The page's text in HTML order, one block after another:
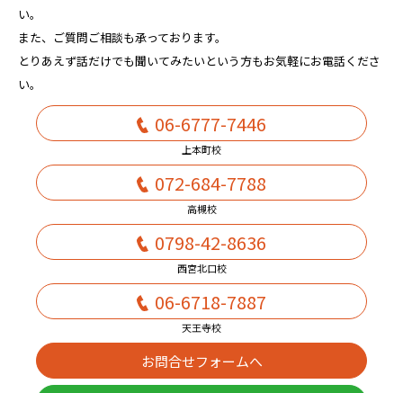
い。
また、ご質問ご相談も承っております。
とりあえず話だけでも聞いてみたいという方もお気軽にお電話くださ
い。
06-6777-7446
上本町校
072-684-7788
高槻校
0798-42-8636
西宮北口校
06-6718-7887
天王寺校
お問合せフォームへ